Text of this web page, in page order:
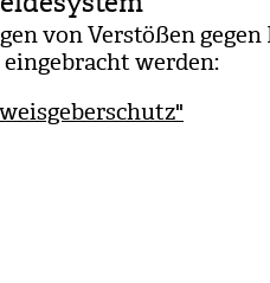
von Ver­stö­ßen gegen
wer­den: